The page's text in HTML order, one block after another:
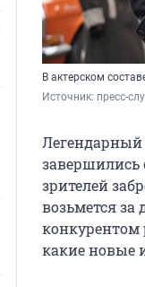
В актерском
Источник: пресс-
Легендарный
завершились
зрителей
возьмется за
конкурентом
какие новые